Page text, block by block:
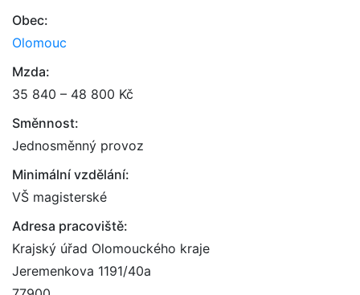
Obec:
Olomouc
Mzda:
35 840 – 48 800 Kč
Směnnost:
Jednosměnný provoz
Minimální vzdělání:
VŠ magisterské
Adresa pracoviště:
Krajský úřad Olomouckého kraje
Jeremenkova 1191/40a